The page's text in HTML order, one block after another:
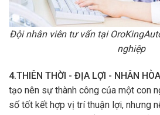
Đội nhân viên tư vấn tại
nghiệp
4.THIÊN THỜI - ĐỊA LỢI - NHÂN HÒA
tạo nên sự thành công của một con
số tốt kết hợp vị trí thuận lợi, nhưng